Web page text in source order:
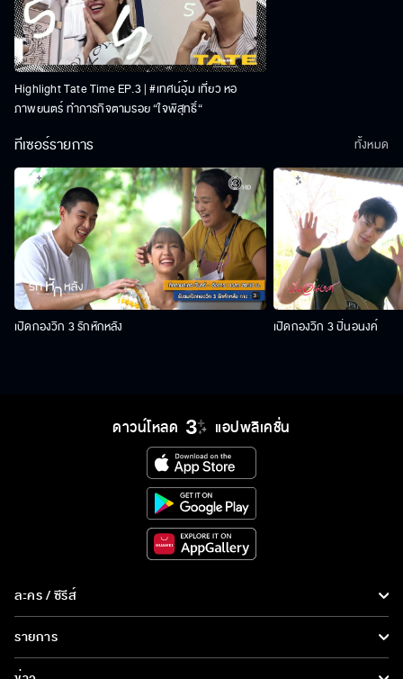
Highlight Tate Time EP.3 | #เทศน์อุ้ม เที่ยว หอ
ภาพยนตร์ ทำภารกิจตามรอย “ใจพิสุทธิ์“
ทีเซอร์รายการ
เปิดกองวิก 3 รักหักหลัง เปิดกองวิก 3 ปิ่นอนงค์
ทั้งหมด
ดาวน์โหลด แอปพลิเคชั่น
ละคร / ซีรีส์
ละคร/ซีรีส์
ซีรีส์นานาชาติ
รายการ
รายการทั้งหมด